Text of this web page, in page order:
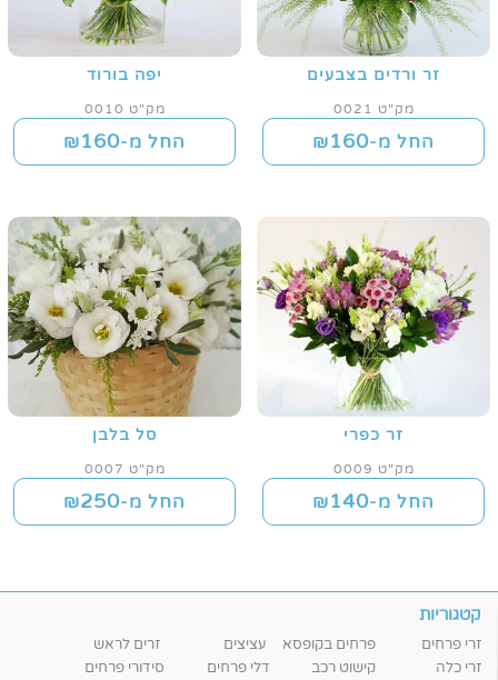
זר ורדים בצבעים
מק"ט 0021
החל מ-₪160
יפה בורוד
מק"ט 0010
החל מ-₪160
זר כפרי
מק"ט 0009
החל מ-₪140
סל בלבן
מק"ט 0007
החל מ-₪250
קטגוריות
זרי פרחים פרחים בקופסא עציצים
זרים לראש
זרי כלה
קישוט רכב דלי פרחים סידורי פרחים